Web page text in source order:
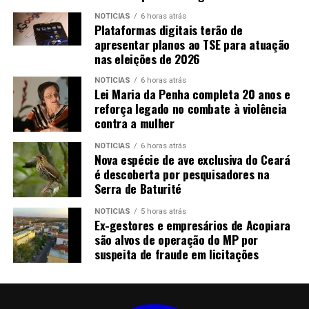
“Oct282011”, que trazia uma contagem regressiva para
o dia 28 de outubro de 2011? Certamente você ficaria
curioso para saber o que aquela contagem significava.
Mas você teria medo ou ficaria desconfortável se o site
ainda trouxesse uma série de informações desconexas,
imagens sem sentido e diagramas científicos?
Pois foi exatamente isso que aconteceu, pois muitas
NOTICIAS 6 horas atrás
Plataformas digitais terão de
apresentar planos ao TSE para atuação
nas eleições de 2026
NOTICIAS 6 horas atrás
Lei Maria da Penha completa 20 anos e
reforça legado no combate à violência
contra a mulher
NOTICIAS 6 horas atrás
Nova espécie de ave exclusiva do Ceará
é descoberta por pesquisadores na
Serra de Baturité
NOTICIAS 5 horas atrás
Ex-gestores e empresários de Acopiara
são alvos de operação do MP por
suspeita de fraude em licitações